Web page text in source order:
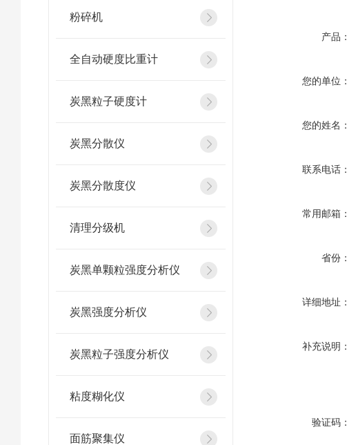
粉碎机
全自动硬度比重计
炭黑粒子硬度计
炭黑分散仪
炭黑分散度仪
清理分级机
炭黑单颗粒强度分析仪
炭黑强度分析仪
炭黑粒子强度分析仪
粘度糊化仪
面筋聚集仪
产品：
您的单位：
您的姓名：
联系电话：
常用邮箱：
省份：
详细地址：
补充说明：
验证码：